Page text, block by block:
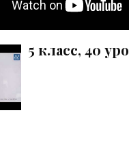
5 класс, 40